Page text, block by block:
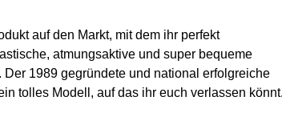
auf den Markt, mit dem ihr perfekt
atmungsaktive und super bequeme
1989 gegründete und national erfolgreiche
tolles Modell, auf das ihr euch verlassen könnt.